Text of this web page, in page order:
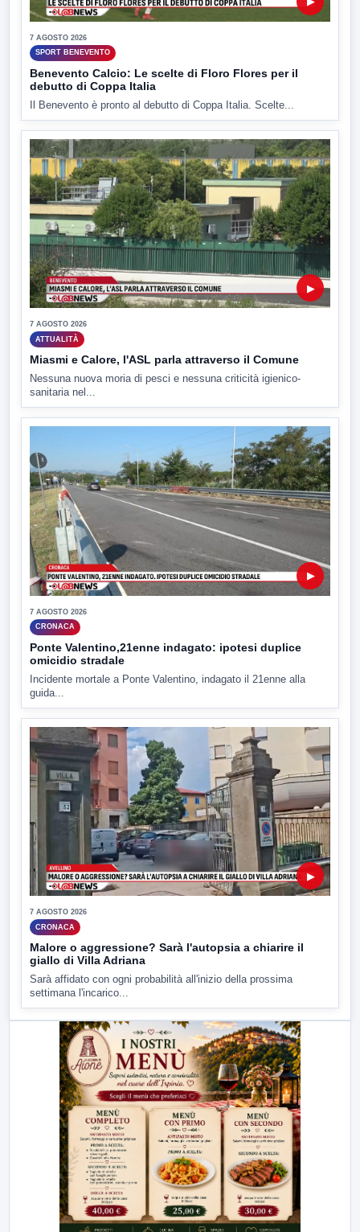
7 AGOSTO 2026
SPORT BENEVENTO
Benevento Calcio: Le scelte di Floro Flores per il
debutto di Coppa Italia
Il Benevento è pronto al debutto di Coppa Italia. Scelte...
▶
7 AGOSTO 2026
ATTUALITÀ
Miasmi e Calore, l'ASL parla attraverso il Comune
Nessuna nuova moria di pesci e nessuna criticità igienico-
sanitaria nel...
▶
7 AGOSTO 2026
CRONACA
Ponte Valentino,21enne indagato: ipotesi duplice
omicidio stradale
Incidente mortale a Ponte Valentino, indagato il 21enne alla
guida...
▶
7 AGOSTO 2026
CRONACA
Malore o aggressione? Sarà l'autopsia a chiarire il
giallo di Villa Adriana
Sarà affidato con ogni probabilità all'inizio della prossima
settimana l'incarico...